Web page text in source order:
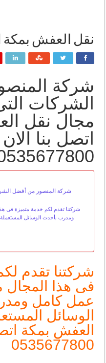
نقل العفش
شركة
الشركات
مجال نقل
اتصل بنا
شركة المنصور من أفضل
شركتنا تقدم لكم خدمة متميزة فى
ومدرب بأحدث الوسائل
شركتنا تقدم
فى هذا
عمل كامل
الوسائل
العفش بمكة
0535677800